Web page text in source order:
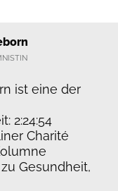
ist eine der
2:24:54
Charité
Gesundheit,